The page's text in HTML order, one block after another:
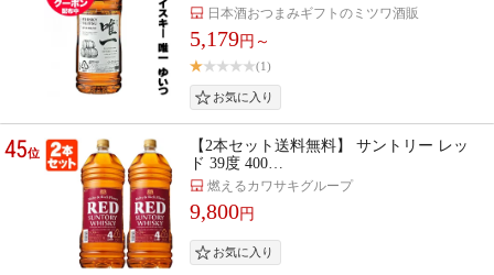
日本酒おつまみギフトのミツワ酒販
5,179円～
(1)
45位
【2本セット送料無料】 サントリー レッ
ド 39度 400…
燃えるカワサキグループ
9,800円